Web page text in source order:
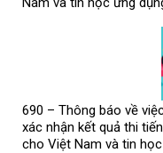
690 – Thông báo về
xác nhận kết quả thi
cho Việt Nam và tin